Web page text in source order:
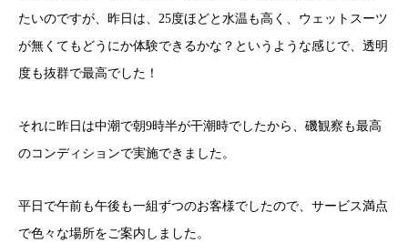
たいのですが、昨日は、25度ほどと水温も高く、ウェットスーツ
が無くてもどうにか体験できるかな？というような感じで、透明
度も抜群で最高でした！
それに昨日は中潮で朝9時半が干潮時でしたから、磯観察も最高
のコンディションで実施できました。
平日で午前も午後も一組ずつのお客様でしたので、サービス満点
で色々な場所をご案内しました。